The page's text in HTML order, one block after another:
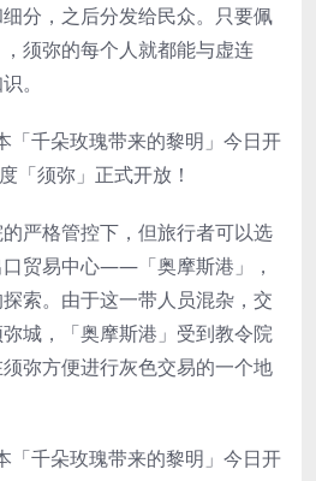
分，之后分发给民众。只要佩
须弥的每个人就都能与虚连
。
严格管控下，但旅行者可以选
贸易中心——「奥摩斯港」，
索。由于这一带人员混杂，交
城，「奥摩斯港」受到教令院
弥方便进行灰色交易的一个地